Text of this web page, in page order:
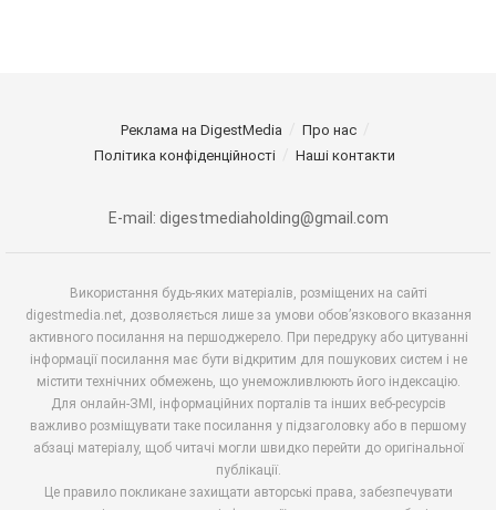
Реклама на DigestMedia
Про нас
Політика конфіденційності
Наші контакти
E-mail: digestmediaholding@gmail.com
Використання будь-яких матеріалів, розміщених на сайті
digestmedia.net, дозволяється лише за умови обов’язкового вказання
активного посилання на першоджерело. При передруку або цитуванні
інформації посилання має бути відкритим для пошукових систем і не
містити технічних обмежень, що унеможливлюють його індексацію.
Для онлайн-ЗМІ, інформаційних порталів та інших веб-ресурсів
важливо розміщувати таке посилання у підзаголовку або в першому
абзаці матеріалу, щоб читачі могли швидко перейти до оригінальної
публікації.
Це правило покликане захищати авторські права, забезпечувати